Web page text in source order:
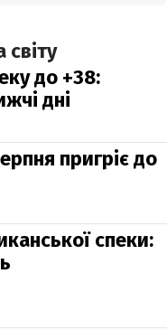
до +38:
дні
пригріє до
спеки: